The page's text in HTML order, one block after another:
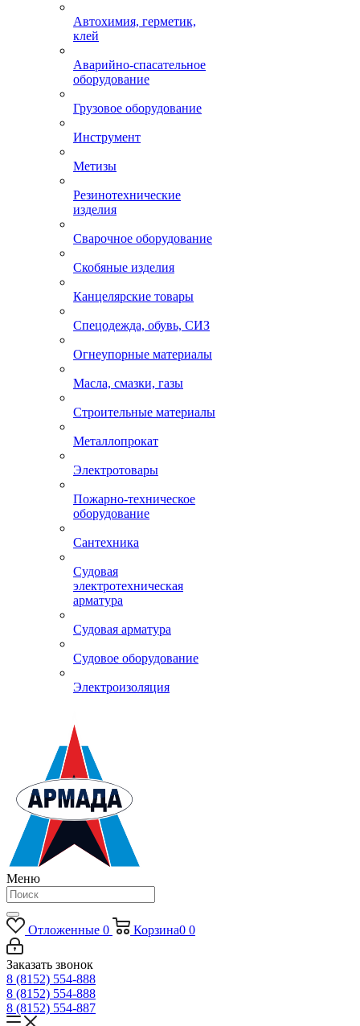
Автохимия, герметик,
клей
Аварийно-спасательное
оборудование
Грузовое оборудование
Инструмент
Метизы
Резинотехнические
изделия
Сварочное оборудование
Скобяные изделия
Канцелярские товары
Спецодежда, обувь, СИЗ
Огнеупорные материалы
Масла, смазки, газы
Строительные материалы
Металлопрокат
Электротовары
Пожарно-техническое
оборудование
Сантехника
Судовая
электротехническая
арматура
Судовая арматура
Судовое оборудование
Электроизоляция
Меню
Отложенные 0 Корзина0 0
Заказать звонок
8 (8152) 554-888
8 (8152) 554-888
8 (8152) 554-887